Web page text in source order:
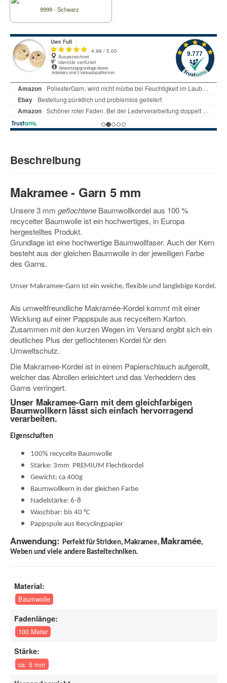
9999 - Schwarz
Beschreibung
Makramee - Garn 5 mm
Unsere 3 mm geflochtene Baumwollkordel aus 100 %
recycelter Baumwolle ist ein hochwertiges, in Europa
hergestelltes Produkt.
Grundlage ist eine hochwertige Baumwollfaser. Auch der Kern
besteht aus der gleichen Baumwolle in der jeweiligen Farbe
des Garns.
Unser Makramee-Garn ist ein weiche, flexible und langlebige Kordel.
Als umweltfreundliche Makramée-Kordel kommt mit einer
Wicklung auf einer Pappspule aus recyceltem Karton.
Zusammen mit den kurzen Wegen im Versand ergibt sich ein
deutliches Plus der geflochtenen Kordel für den
Umweltschutz.
Die Makramee-Kordel ist in einem Papierschlauch aufgerollt,
welcher das Abrollen erleichtert und das Verheddern des
Garns verringert.
Unser Makramee-Garn mit dem gleichfarbigen
Baumwollkern lässt sich einfach hervorragend
verarbeiten.
Eigenschaften
100% recycelte Baumwolle
Stärke: 3mm PREMIUM Flechtkordel
Gewicht: ca 400g
Baumwollkern in der gleichen Farbe
Nadelstärke: 6-8
Waschbar: bis 40 °C
Pappspule aus Recyclingpapier
Anwendung: Perfekt für Stricken, Makramee, Makramée,
Weben und viele andere Basteltechniken.
Material:
Baumwolle
Fadenlänge:
100 Meter
Stärke:
ca. 5 mm